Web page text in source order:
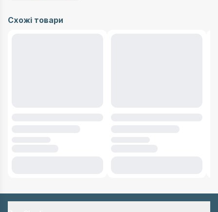
Схожі товари